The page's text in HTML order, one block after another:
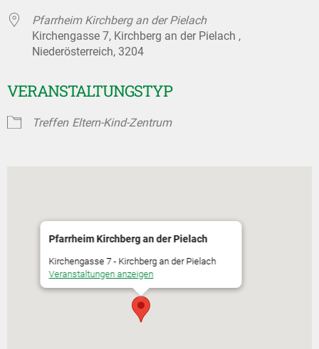
Pfarrheim Kirchberg an der Pielach
Kirchengasse 7, Kirchberg an der Pielach ,
Niederösterreich, 3204
VERANSTALTUNGSTYP
Treffen Eltern-Kind-Zentrum
Pfarrheim Kirchberg an der Pielach
Kirchengasse 7 - Kirchberg an der Pielach
Veranstaltungen anzeigen